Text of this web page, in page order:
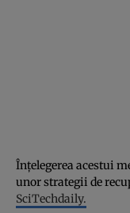
Înțelegerea acestui
unor strategii de
SciTechdaily.